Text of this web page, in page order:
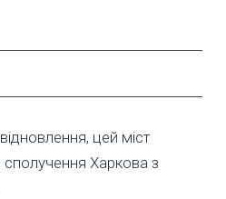
цей міст
сполучення Харкова з